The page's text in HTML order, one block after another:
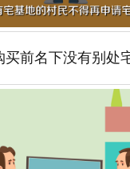
前名下没有别处